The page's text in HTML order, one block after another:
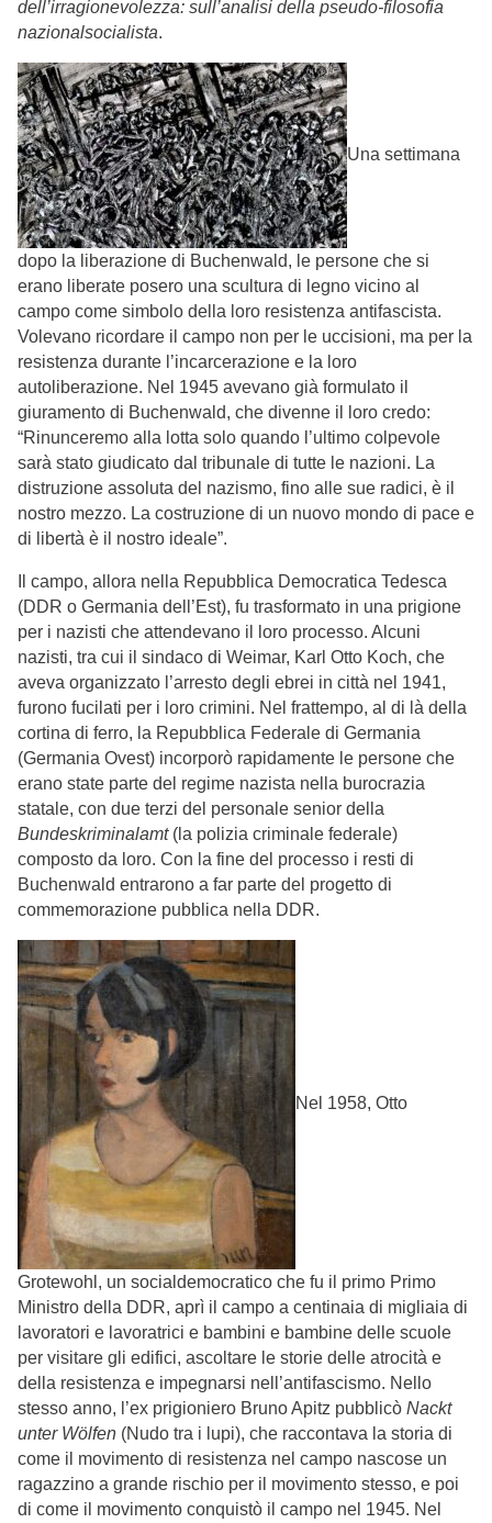
dell’irragionevolezza: sull’analisi della pseudo-filosofia
nazionalsocialista.
Una settimana
dopo la liberazione di Buchenwald, le persone che si
erano liberate posero una scultura di legno vicino al
campo come simbolo della loro resistenza antifascista.
Volevano ricordare il campo non per le uccisioni, ma per la
resistenza durante l’incarcerazione e la loro
autoliberazione. Nel 1945 avevano già formulato il
giuramento di Buchenwald, che divenne il loro credo:
“Rinunceremo alla lotta solo quando l’ultimo colpevole
sarà stato giudicato dal tribunale di tutte le nazioni. La
distruzione assoluta del nazismo, fino alle sue radici, è il
nostro mezzo. La costruzione di un nuovo mondo di pace e
di libertà è il nostro ideale”.
Il campo, allora nella Repubblica Democratica Tedesca
(DDR o Germania dell’Est), fu trasformato in una prigione
per i nazisti che attendevano il loro processo. Alcuni
nazisti, tra cui il sindaco di Weimar, Karl Otto Koch, che
aveva organizzato l’arresto degli ebrei in città nel 1941,
furono fucilati per i loro crimini. Nel frattempo, al di là della
cortina di ferro, la Repubblica Federale di Germania
(Germania Ovest) incorporò rapidamente le persone che
erano state parte del regime nazista nella burocrazia
statale, con due terzi del personale senior della
Bundeskriminalamt (la polizia criminale federale)
composto da loro. Con la fine del processo i resti di
Buchenwald entrarono a far parte del progetto di
commemorazione pubblica nella DDR.
Nel 1958, Otto
Grotewohl, un socialdemocratico che fu il primo Primo
Ministro della DDR, aprì il campo a centinaia di migliaia di
lavoratori e lavoratrici e bambini e bambine delle scuole
per visitare gli edifici, ascoltare le storie delle atrocità e
della resistenza e impegnarsi nell’antifascismo. Nello
stesso anno, l’ex prigioniero Bruno Apitz pubblicò Nackt
unter Wölfen (Nudo tra i lupi), che raccontava la storia di
come il movimento di resistenza nel campo nascose un
ragazzino a grande rischio per il movimento stesso, e poi
di come il movimento conquistò il campo nel 1945. Nel